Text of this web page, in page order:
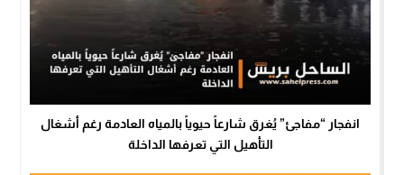
انفجار “مفاجئ” يُغرق شارعاً حيوياً بالمياه العادمة رغم أشغال
التأهيل التي تعرفها الداخلة